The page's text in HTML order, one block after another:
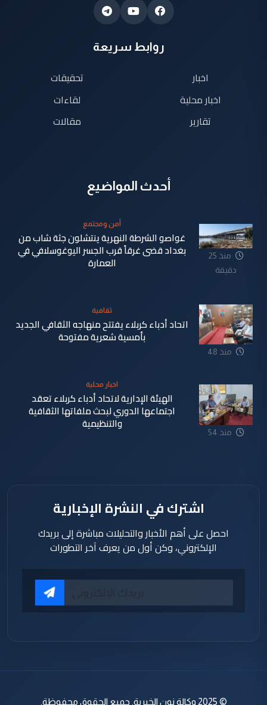
روابط سريعة
اخبار
اخبار محلية
تقارير
تحقيقات
لقاءات
مقالات
أحدث المواضيع
منذ 25
دقيقة
أمن ومجتمع
غواصو الشرطة النهرية ينتشلون جثة شاب من
بغداد قضى غرقاً قرب الجسر اليوغوسلافي في
العمارة
منذ 48
ثقافية
اتحاد أدباء كربلاء يفتتح منهاجه الثقافي الجديد
بأمسية شعرية مفتوحة
منذ 54
اخبار محلية
الهيئة الإدارية لاتحاد أدباء كربلاء تعقد
اجتماعها الدوري لبحث ملفاتها الثقافية
والتنظيمية
اشترك في النشرة الإخبارية
احصل على أهم الأخبار والتحليلات مباشرة إلى بريدك
الإلكتروني، وكن أول من يعرف آخر التطورات
© 2025 وكالة نون الخبرية. جميع الحقوق محفوظة.